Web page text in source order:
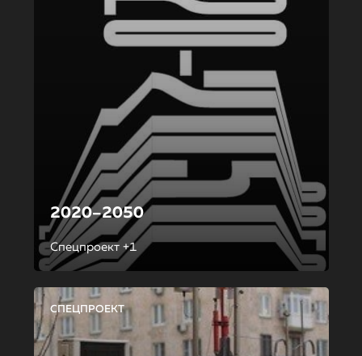
2020–2050
Спецпроект +1
СПЕЦПРОЕКТ